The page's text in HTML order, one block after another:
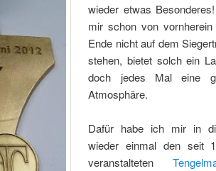
wieder etwas
mir schon von
Ende nicht auf dem
stehen, bietet solch ein
doch jedes Mal eine
Atmosphäre.
Dafür habe ich mir in
wieder einmal den seit
veranstalteten